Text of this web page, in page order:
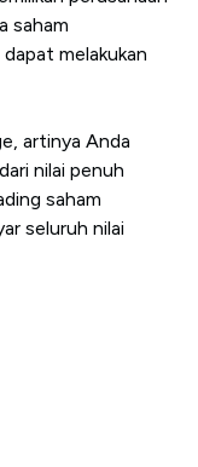
saham
melakukan
artinya Anda
nilai penuh
saham
seluruh nilai